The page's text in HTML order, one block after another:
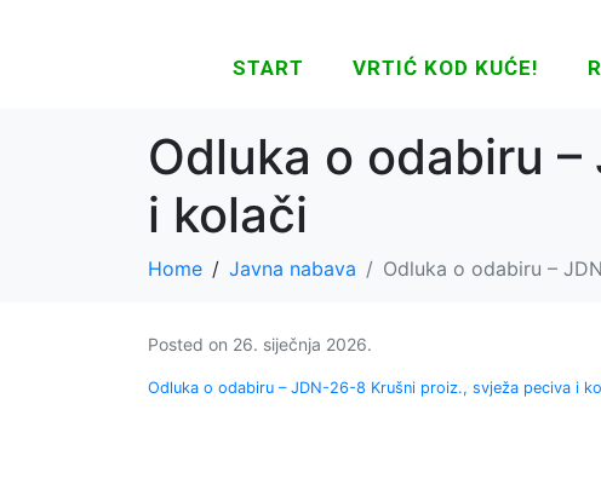
START VRTIĆ KOD KUĆE!
Odluka o odabiru
i kolači
Home Javna nabava Odluka o odabiru –
Posted on 26. siječnja 2026.
Odluka o odabiru – JDN-26-8 Krušni proiz., svježa peciva i